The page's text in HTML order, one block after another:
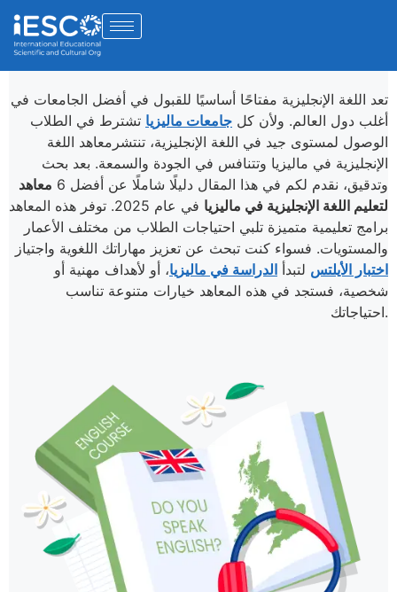
تعد اللغة الإنجليزية مفتاحًا أساسيًا للقبول في أفضل الجامعات في
أغلب دول العالم. ولأن كل جامعات ماليزيا تشترط في الطلاب
الوصول لمستوى جيد في اللغة الإنجليزية، تنتشرمعاهد اللغة
الإنجليزية في ماليزيا وتتنافس في الجودة والسمعة. بعد بحث
وتدقيق، نقدم لكم في هذا المقال دليلًا شاملًا عن أفضل 6
معاهد
لتعليم اللغة الإنجليزية في ماليزيا
في عام 2025. توفر هذه المعاهد
برامج تعليمية متميزة تلبي احتياجات الطلاب من مختلف الأعمار
والمستويات. فسواء كنت تبحث عن تعزيز مهاراتك اللغوية واجتياز
اختبار الأيلتس لتبدأ الدراسة في ماليزيا، أو لأهداف مهنية أو
شخصية، فستجد في هذه المعاهد خيارات متنوعة تناسب
احتياجاتك.